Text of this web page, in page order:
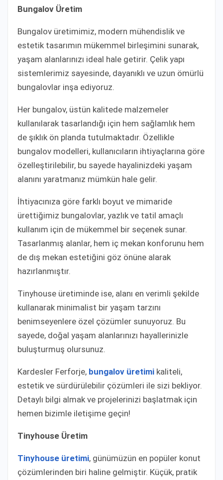
Bungalov Üretim
Bungalov üretimimiz, modern mühendislik ve
estetik tasarımın mükemmel birleşimini sunarak,
yaşam alanlarınızı ideal hale getirir. Çelik yapı
sistemlerimiz sayesinde, dayanıklı ve uzun ömürlü
bungalovlar inşa ediyoruz.
Her bungalov, üstün kalitede malzemeler
kullanılarak tasarlandığı için hem sağlamlık hem
de şıklık ön planda tutulmaktadır. Özellikle
bungalov modelleri, kullanıcıların ihtiyaçlarına göre
özelleştirilebilir, bu sayede hayalinizdeki yaşam
alanını yaratmanız mümkün hale gelir.
İhtiyacınıza göre farklı boyut ve mimaride
ürettiğimiz bungalovlar, yazlık ve tatil amaçlı
kullanım için de mükemmel bir seçenek sunar.
Tasarlanmış alanlar, hem iç mekan konforunu hem
de dış mekan estetiğini göz önüne alarak
hazırlanmıştır.
Tinyhouse üretiminde ise, alanı en verimli şekilde
kullanarak minimalist bir yaşam tarzını
benimseyenlere özel çözümler sunuyoruz. Bu
sayede, doğal yaşam alanlarınızı hayallerinizle
buluşturmuş olursunuz.
Kardesler Ferforje, bungalov üretimi kaliteli,
estetik ve sürdürülebilir çözümleri ile sizi bekliyor.
Detaylı bilgi almak ve projelerinizi başlatmak için
hemen bizimle iletişime geçin!
Tinyhouse Üretim
Tinyhouse üretimi, günümüzün en popüler konut
çözümlerinden biri haline gelmiştir. Küçük, pratik